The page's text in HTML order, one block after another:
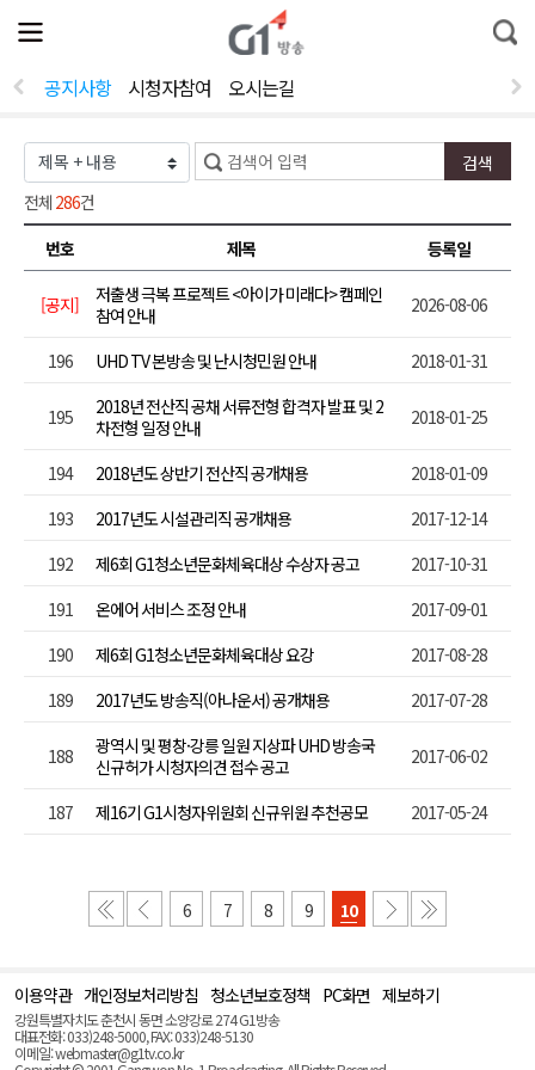
전
체
뉴
열
통
합
공지사항 시청자참여 오시는길
전체 286건
번호
제목 등록일
[공지]
저출생 극복 프로젝트 <아이가 미래다> 캠페인
참여 안내
2026-08-06
196 UHD TV 본방송 및 난시청민원 안내 2018-01-31
195
2018년 전산직 공채 서류전형 합격자 발표 및 2
차전형 일정 안내
2018-01-25
194 2018년도 상반기 전산직 공개채용
2018-01-09
193
2017년도 시설관리직 공개채용
2017-12-14
192
제6회 G1청소년문화체육대상 수상자 공고
2017-10-31
191
온에어 서비스 조정 안내
2017-09-01
190
제6회 G1청소년문화체육대상 요강
2017-08-28
189
2017년도 방송직(아나운서) 공개채용 2017-07-28
188
광역시 및 평창·강릉 일원 지상파 UHD 방송국
신규허가 시청자의견 접수 공고
2017-06-02
187 제16기 G1시청자위원회 신규위원 추천공모 2017-05-24
6 7 8 9 10
이용약관 개인정보처리방침 청소년보호정책 PC화면 제보하기
강원특별자치도 춘천시 동면 소양강로 274 G1방송
대표전화: 033)248-5000, FAX: 033)248-5130
이메일: webmaster@g1tv.co.kr